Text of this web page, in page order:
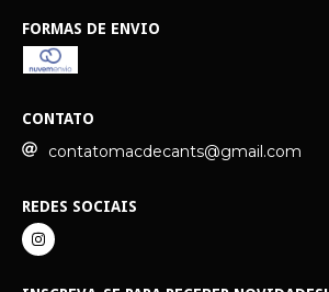
FORMAS DE ENVIO
CONTATO
contatomacdecants@gmail.com
REDES SOCIAIS